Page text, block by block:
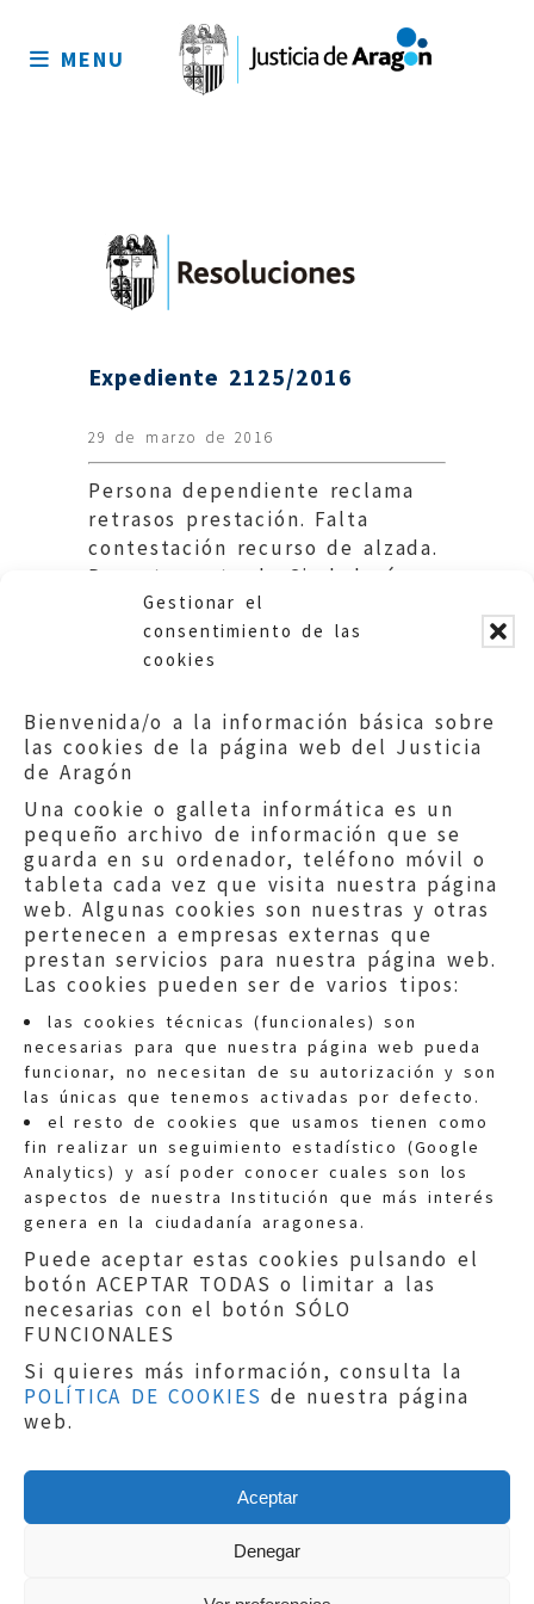
Gestionar el
consentimiento de las
cookies
Bienvenida/o a la información básica sobre
las cookies de la página web del Justicia
de Aragón
Una cookie o galleta informática es un
pequeño archivo de información que se
guarda en su ordenador, teléfono móvil o
tableta cada vez que visita nuestra página
web. Algunas cookies son nuestras y otras
pertenecen a empresas externas que
prestan servicios para nuestra página web.
Las cookies pueden ser de varios tipos:
las cookies técnicas (funcionales) son
necesarias para que nuestra página web pueda
funcionar, no necesitan de su autorización y son
las únicas que tenemos activadas por defecto.
el resto de cookies que usamos tienen como
fin realizar un seguimiento estadístico (Google
Analytics) y así poder conocer cuales son los
aspectos de nuestra Institución que más interés
genera en la ciudadanía aragonesa.
Puede aceptar estas cookies pulsando el
botón ACEPTAR TODAS o limitar a las
necesarias con el botón SÓLO
FUNCIONALES
Si quieres más información, consulta la
POLÍTICA DE COOKIES de nuestra página
web.
Aceptar
Denegar
sitio
MENU
Expediente 2125/2016
29 de marzo de 2016
Persona dependiente reclama
retrasos prestación. Falta
contestación recurso de alzada.
Departamento de Ciudadanía y
Derechos Sociales.
Quejas:quejas@eljusticiadearagon.es
Información general:
informacion@eljusticiadearagon.es
Teléfonos:900 210 210/
Aviso legal|Política de privacidad|
Protección de Datos
Política de cookies
Copyright © 2019El Justicia de Aragón|
Sephor Consulting